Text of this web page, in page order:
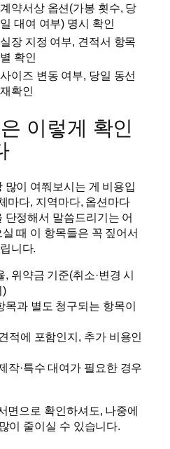
계약서상 옵션(가봉 횟수, 당
일 대여 여부) 명시 확인
실장 지정 여부, 견적서 항목
별 확인
사이즈 변동 여부, 당일 동선
재확인
이렇게 확인
많이 여쭤보시는 게 비용입
마다, 지역마다, 옵션마다
단정해서 말씀드리기는 어
때 이 항목들은 꼭 짚어서
니다.
위약금 기준(취소·변경 시
)
과 별도 청구되는 항목이
적에 포함인지, 추가 비용인
작·특수 대여가 필요한 경우
면으로 확인하셔도, 나중에
이 줄이실 수 있습니다.